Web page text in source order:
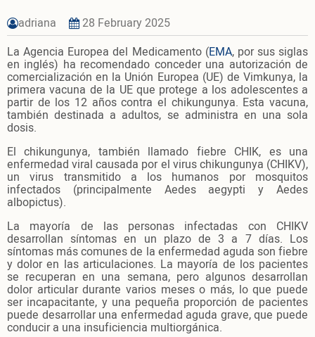
adriana
28 February 2025
La Agencia Europea del Medicamento (EMA, por sus siglas
en inglés) ha recomendado conceder una autorización de
comercialización en la Unión Europea (UE) de Vimkunya, la
primera vacuna de la UE que protege a los adolescentes a
partir de los 12 años contra el chikungunya. Esta vacuna,
también destinada a adultos, se administra en una sola
dosis.
El chikungunya, también llamado fiebre CHIK, es una
enfermedad viral causada por el virus chikungunya (CHIKV),
un virus transmitido a los humanos por mosquitos
infectados (principalmente Aedes aegypti y Aedes
albopictus).
La mayoría de las personas infectadas con CHIKV
desarrollan síntomas en un plazo de 3 a 7 días. Los
síntomas más comunes de la enfermedad aguda son fiebre
y dolor en las articulaciones. La mayoría de los pacientes
se recuperan en una semana, pero algunos desarrollan
dolor articular durante varios meses o más, lo que puede
ser incapacitante, y una pequeña proporción de pacientes
puede desarrollar una enfermedad aguda grave, que puede
conducir a una insuficiencia multiorgánica.